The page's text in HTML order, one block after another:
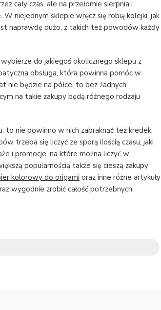
cały czas, ale na przełomie sierpnia i
niejednym sklepie wręcz się robią kolejki, jak
naprawdę dużo, z takich też powodów każdy
do jakiegoś okolicznego sklepu z
obsługa, która powinna pomóc w
nie będzie na półce, to bez żadnych
na takie zakupy będą różnego rodzaju
to nie powinno w nich zabraknąć też kredek,
trzeba się liczyć ze sporą ilością czasu, jaki
i promocje, na które można liczyć w
popularnością także się cieszą zakupy
kolorowy do origami oraz inne różne artykuły
wygodnie zrobić całość potrzebnych